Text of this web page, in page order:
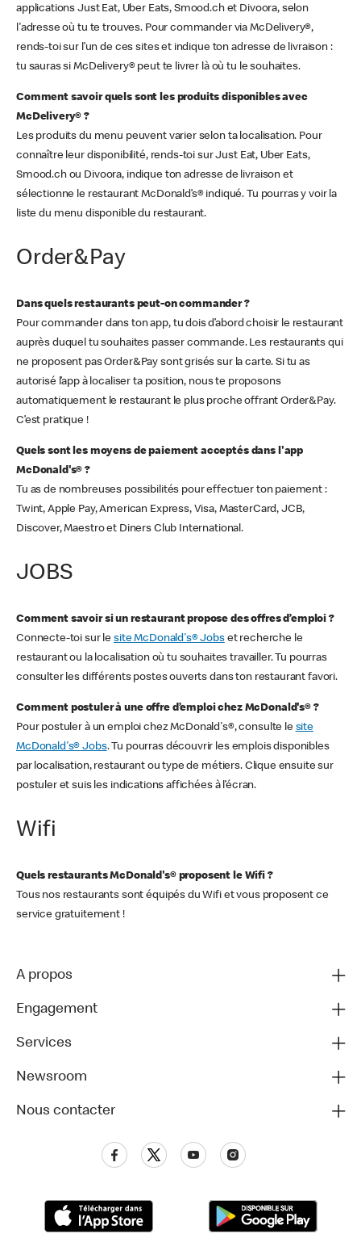
applications Just Eat, Uber Eats, Smood.ch et Divoora, selon
l'adresse où tu te trouves. Pour commander via McDelivery®,
rends-toi sur l’un de ces sites et indique ton adresse de livraison :
tu sauras si McDelivery® peut te livrer là où tu le souhaites.
Comment savoir quels sont les produits disponibles avec
McDelivery® ?
Les produits du menu peuvent varier selon ta localisation. Pour
connaître leur disponibilité, rends-toi sur Just Eat, Uber Eats,
Smood.ch ou Divoora, indique ton adresse de livraison et
sélectionne le restaurant McDonald’s® indiqué. Tu pourras y voir la
liste du menu disponible du restaurant.
Order&Pay
Dans quels restaurants peut-on commander ?
Pour commander dans ton app, tu dois d’abord choisir le restaurant
auprès duquel tu souhaites passer commande. Les restaurants qui
ne proposent pas Order&Pay sont grisés sur la carte. Si tu as
autorisé l’app à localiser ta position, nous te proposons
automatiquement le restaurant le plus proche offrant Order&Pay.
C’est pratique !
Quels sont les moyens de paiement acceptés dans l'app
McDonald's® ?
Tu as de nombreuses possibilités pour effectuer ton paiement :
Twint, Apple Pay, American Express, Visa, MasterCard, JCB,
Discover, Maestro et Diners Club International.
JOBS
Comment savoir si un restaurant propose des offres d’emploi ?
Connecte-toi sur le site McDonald's® Jobset recherche le
restaurant ou la localisation où tu souhaites travailler. Tu pourras
consulter les différents postes ouverts dans ton restaurant favori.
Comment postuler à une offre d’emploi chez McDonald's® ?
Pour postuler à un emploi chez McDonald's®, consulte le site
McDonald's® Jobs. Tu pourras découvrir les emplois disponibles
par localisation, restaurant ou type de métiers. Clique ensuite sur
postuler et suis les indications affichées à l’écran.
Wifi
Quels restaurants McDonald's® proposent le Wifi ?
Tous nos restaurants sont équipés du Wifi et vous proposent ce
service gratuitement !
A propos
Engagement
Services
Newsroom
Nous contacter